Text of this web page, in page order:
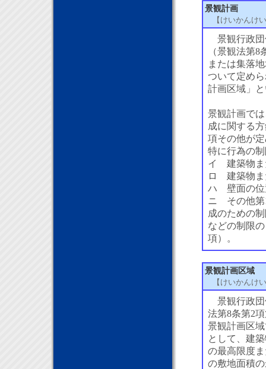
景観計画
【けいかんけ
景観行政団
（景観法第
または集落
ついて定め
計画区域」
景観計画で
成に関する
項その他が
特に行為の
イ 建築物ま
ロ 建築物ま
ハ 壁面の位
ニ その他第
成のための
などの制限
項）。
景観計画区域
【けいかんけ
景観行政団
法第8条第2
景観計画区
として、建
の最高限度
の敷地面積